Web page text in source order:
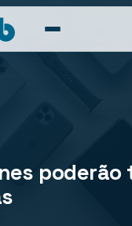
poderão